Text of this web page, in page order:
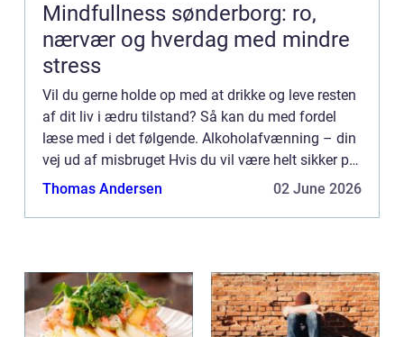
Mindfullness sønderborg: ro,
nærvær og hverdag med mindre
stress
Vil du gerne holde op med at drikke og leve resten
af dit liv i ædru tilstand? Så kan du med fordel
læse med i det følgende. Alkoholafvænning – din
vej ud af misbruget Hvis du vil være helt sikker på
at din afvænning har varig effekt, bør du opsøge
Thomas Andersen 02 June 2026